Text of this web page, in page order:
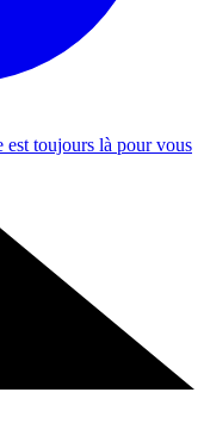
est toujours là pour vous